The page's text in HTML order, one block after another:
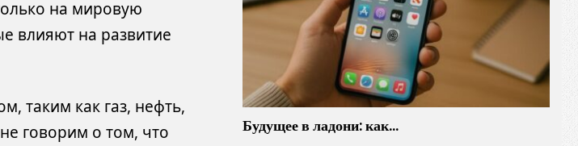
на мировую
влияют на развитие
таким как газ, нефть,
говорим о том, что
Будущее в ладони: как…